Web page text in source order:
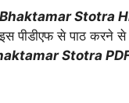
Bhaktamar Stotra
पीडीएफ से पाठ करने
Stotra